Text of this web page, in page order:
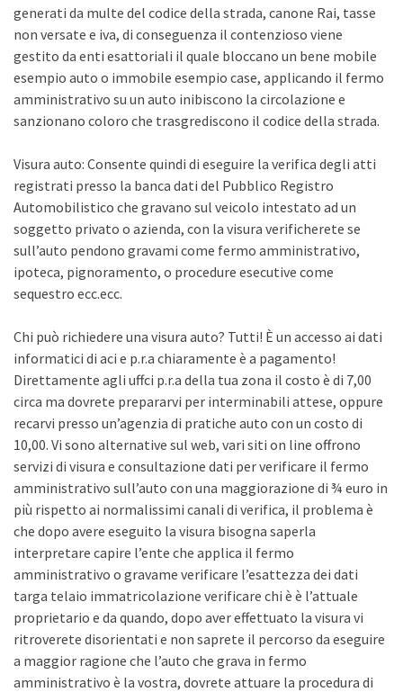
generati da multe del codice della strada, canone Rai, tasse
non versate e iva, di conseguenza il contenzioso viene
gestito da enti esattoriali il quale bloccano un bene mobile
esempio auto o immobile esempio case, applicando il fermo
amministrativo su un auto inibiscono la circolazione e
sanzionano coloro che trasgrediscono il codice della strada.
Visura auto: Consente quindi di eseguire la verifica degli atti
registrati presso la banca dati del Pubblico Registro
Automobilistico che gravano sul veicolo intestato ad un
soggetto privato o azienda, con la visura verificherete se
sull’auto pendono gravami come fermo amministrativo,
ipoteca, pignoramento, o procedure esecutive come
sequestro ecc.ecc.
Chi può richiedere una visura auto? Tutti! È un accesso ai dati
informatici di aci e p.r.a chiaramente è a pagamento!
Direttamente agli uffci p.r.a della tua zona il costo è di 7,00
circa ma dovrete prepararvi per interminabili attese, oppure
recarvi presso un’agenzia di pratiche auto con un costo di
10,00. Vi sono alternative sul web, vari siti on line offrono
servizi di visura e consultazione dati per verificare il fermo
amministrativo sull’auto con una maggiorazione di ¾ euro in
più rispetto ai normalissimi canali di verifica, il problema è
che dopo avere eseguito la visura bisogna saperla
interpretare capire l’ente che applica il fermo
amministrativo o gravame verificare l’esattezza dei dati
targa telaio immatricolazione verificare chi è è l’attuale
proprietario e da quando, dopo aver effettuato la visura vi
ritroverete disorientati e non saprete il percorso da eseguire
a maggior ragione che l’auto che grava in fermo
amministrativo è la vostra, dovrete attuare la procedura di